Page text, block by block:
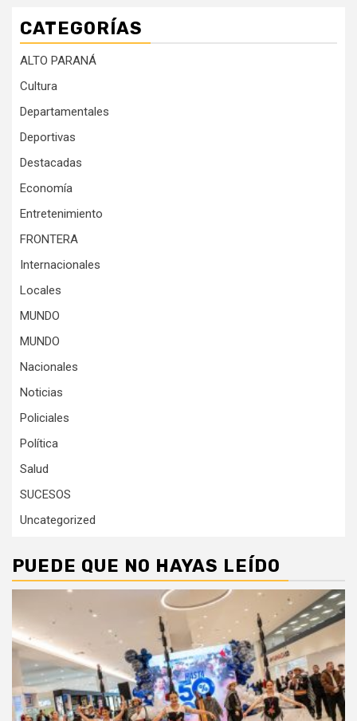
CATEGORÍAS
ALTO PARANÁ
Cultura
Departamentales
Deportivas
Destacadas
Economía
Entretenimiento
FRONTERA
Internacionales
Locales
MUNDO
MUNDO
Nacionales
Noticias
Policiales
Política
Salud
SUCESOS
Uncategorized
PUEDE QUE NO HAYAS LEÍDO